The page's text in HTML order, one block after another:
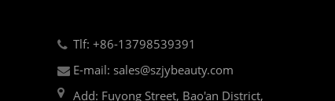
Tlf: +86-13798539391
E-mail: sales@szjybeauty.com
Add: Fuyong Street, Bao'an District,